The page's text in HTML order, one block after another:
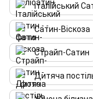
Італійський
Сатин-Віскоза
Страйп-Сатин
Дитяча